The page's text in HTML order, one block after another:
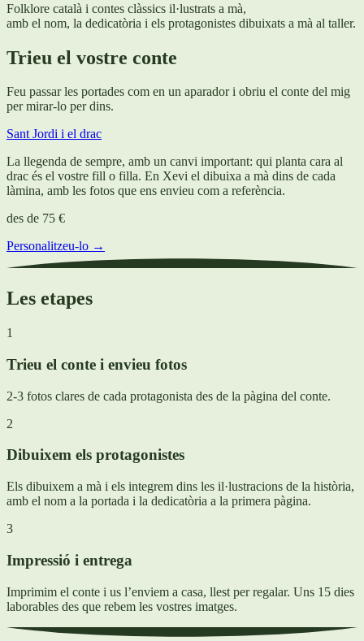
Folklore català i contes clàssics il·lustrats a mà,
amb el nom, la dedicatòria i els protagonistes dibuixats a mà al taller.
Trieu el vostre conte
Feu passar les portades com en un aparador i obriu el conte del mig
per mirar-lo per dins.
Sant Jordi i el drac
La llegenda de sempre, amb un canvi important: qui planta cara al
drac és el vostre fill o filla. En Xevi el dibuixa a mà dins de cada
làmina, amb les fotos que ens envieu com a referència.
des de 75 €
Personalitzeu-lo →
Les etapes
1
Trieu el conte i envieu fotos
2-3 fotos clares de cada protagonista des de la pàgina del conte.
2
Dibuixem els protagonistes
Els dibuixem a mà i els integrem dins les il·lustracions de la història,
amb el nom a la portada i la dedicatòria a la primera pàgina.
3
Impressió i entrega
Imprimim el conte i us l’enviem a casa, llest per regalar. Uns 15 dies
laborables des que rebem les vostres imatges.